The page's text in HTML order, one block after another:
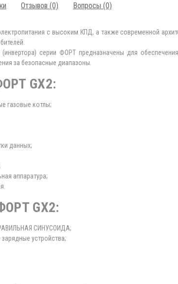
Отзывов (0) Вопросы (0)
с высоким КПД, а также современной
(инвертора) серии ФОРТ предназначены для
за безопасные диапазоны.
GX2:
газовые котлы;
данных;
аппаратура;
GX2:
СИНУСОИДА;
устройства;